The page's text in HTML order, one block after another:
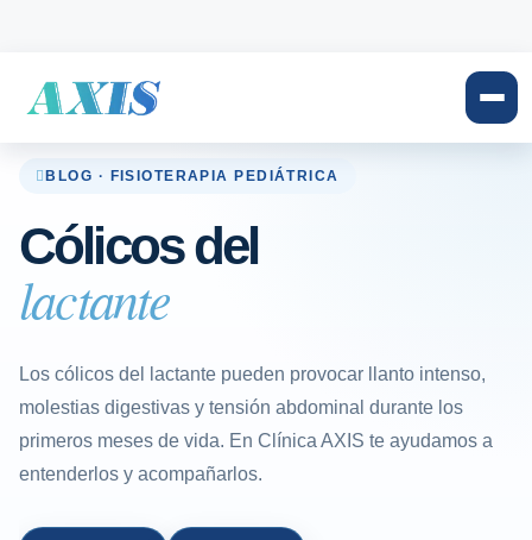
BLOG · FISIOTERAPIA PEDIÁTRICA
Cólicos del
lactante
Los cólicos del lactante pueden provocar llanto intenso,
molestias digestivas y tensión abdominal durante los
primeros meses de vida. En Clínica AXIS te ayudamos a
entenderlos y acompañarlos.